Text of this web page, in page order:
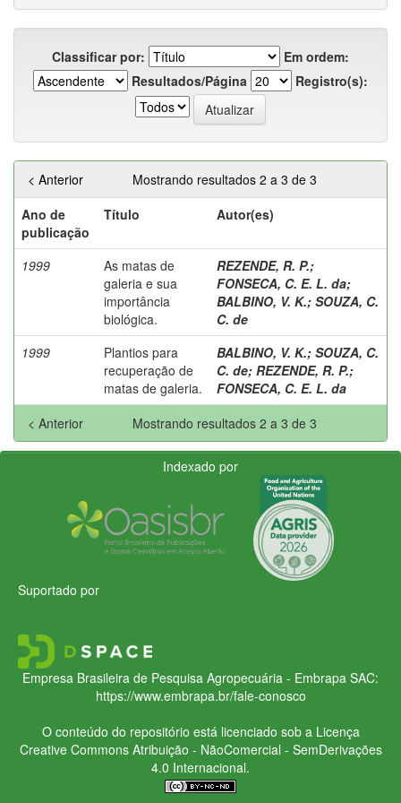
Classificar por:
Em ordem:
Resultados/Página
Registro(s):
Mostrando resultados 2 a 3 de 3
< Anterior
Ano de
publicação
Título Autor(es)
1999
As matas de
galeria e sua
importância
biológica.
REZENDE, R. P.;
FONSECA, C. E. L. da;
BALBINO, V. K.; SOUZA, C.
C. de
1999
Plantios para
recuperação de
matas de galeria.
BALBINO, V. K.; SOUZA, C.
C. de; REZENDE, R. P.;
FONSECA, C. E. L. da
Mostrando resultados 2 a 3 de 3
< Anterior
Indexado por
Suportado por
Empresa Brasileira de Pesquisa Agropecuária - Embrapa SAC:
https://www.embrapa.br/fale-conosco
O conteúdo do repositório está licenciado sob a Licença
Creative CommonsAtribuição - NãoComercial - SemDerivações
4.0 Internacional.